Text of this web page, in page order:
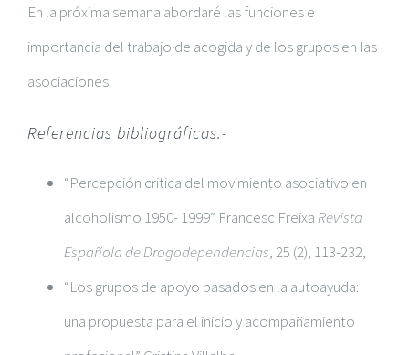
En la próxima semana abordaré las funciones e
importancia del trabajo de acogida y de los grupos en las
asociaciones.
Referencias bibliográficas.-
“Percepción critica del movimiento asociativo en
alcoholismo 1950- 1999” Francesc FreixaRevista
Española de Drogodependencias, 25 (2), 113-232,
“Los grupos de apoyo basados en la autoayuda:
una propuesta para el inicio y acompañamiento